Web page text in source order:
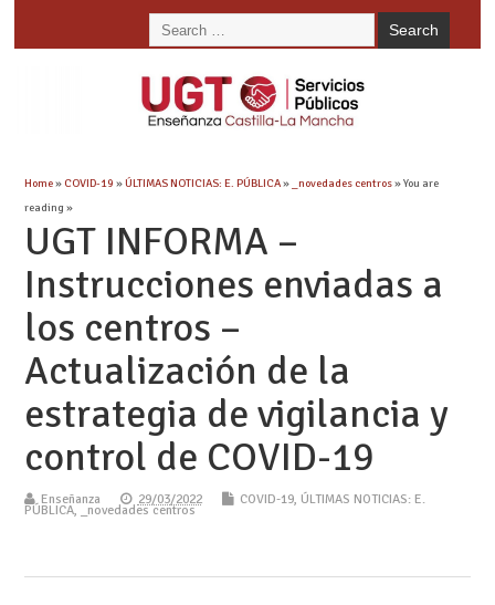
Home» COVID-19 »ÚLTIMAS NOTICIAS: E. PÚBLICA» _novedades centros» You are
reading »
UGT INFORMA –
Instrucciones enviadas a
los centros –
Actualización de la
estrategia de vigilancia y
control de COVID-19
Enseñanza 29/03/2022 COVID-19, ÚLTIMAS NOTICIAS: E.
PÚBLICA, _novedades centros